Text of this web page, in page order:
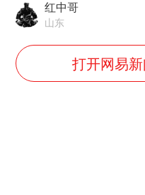
红中哥
山东
打开网易